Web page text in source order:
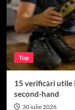
Top
15 verificări utile
second-hand
30 iulie 2026